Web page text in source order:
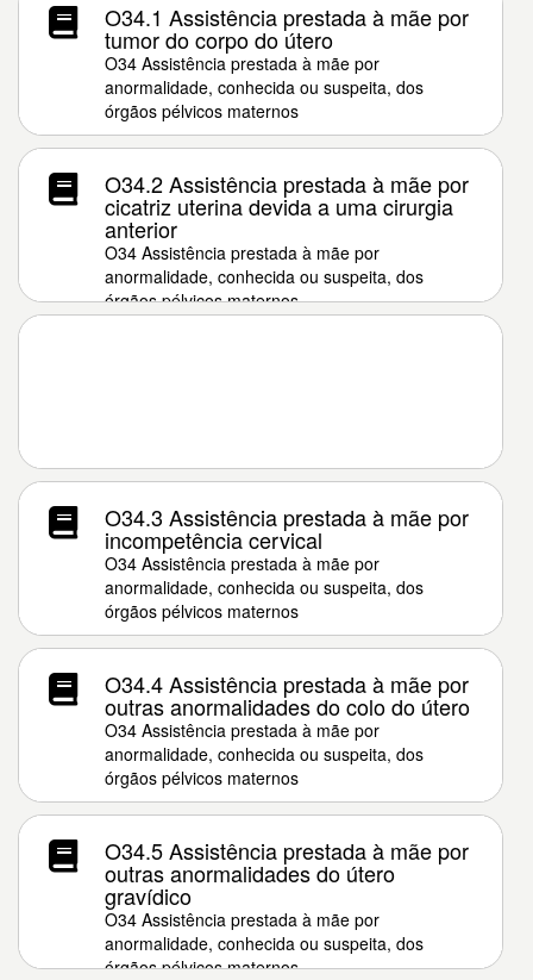
O34.1 Assistência prestada à mãe por
tumor do corpo do útero
O34 Assistência prestada à mãe por
anormalidade, conhecida ou suspeita, dos
órgãos pélvicos maternos
O34.2 Assistência prestada à mãe por
cicatriz uterina devida a uma cirurgia
anterior
O34 Assistência prestada à mãe por
anormalidade, conhecida ou suspeita, dos
órgãos pélvicos maternos
O34.3 Assistência prestada à mãe por
incompetência cervical
O34 Assistência prestada à mãe por
anormalidade, conhecida ou suspeita, dos
órgãos pélvicos maternos
O34.4 Assistência prestada à mãe por
outras anormalidades do colo do útero
O34 Assistência prestada à mãe por
anormalidade, conhecida ou suspeita, dos
órgãos pélvicos maternos
O34.5 Assistência prestada à mãe por
outras anormalidades do útero
gravídico
O34 Assistência prestada à mãe por
anormalidade, conhecida ou suspeita, dos
órgãos pélvicos maternos